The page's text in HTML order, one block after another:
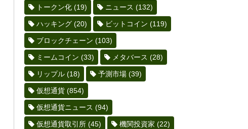
トークン化 (19) ニュース (132)
ハッキング (20) ビットコイン (119)
ブロックチェーン (103)
ミームコイン (33) メタバース (28)
リップル (18) 予測市場 (39)
仮想通貨 (854)
仮想通貨ニュース (94)
仮想通貨取引所 (45) 機関投資家 (22)